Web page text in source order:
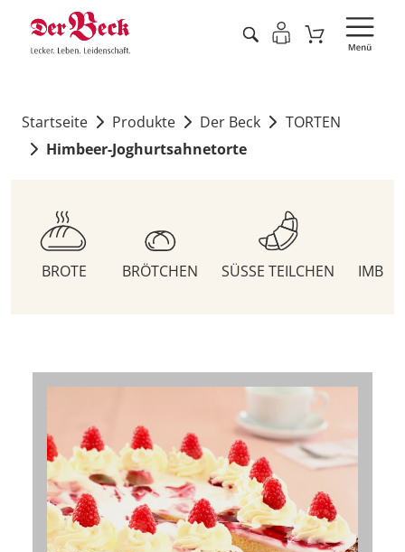
Startseite Produkte Der Beck
TORTEN
Himbeer-Joghurtsahnetorte
BROTE BRÖTCHEN SÜSSE TEILCHEN